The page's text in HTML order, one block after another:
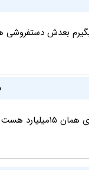
اصطلاک و غیره ۱۵ میذارم سود میگیرم
این سال دیگرحداقل سی میلیاردهست ولی پولی که در بانک